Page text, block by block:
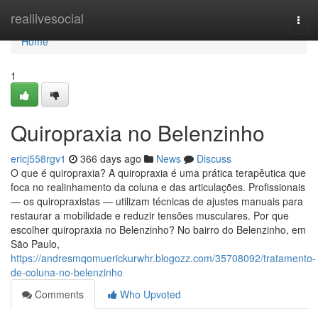
reallivesocial
Home
Home
1
Quiropraxia no Belenzinho
ericj558rgv1 366 days ago News
Discuss
O que é quiropraxia? A quiropraxia é uma prática terapêutica que
foca no realinhamento da coluna e das articulações. Profissionais
— os quiropraxistas — utilizam técnicas de ajustes manuais para
restaurar a mobilidade e reduzir tensões musculares. Por que
escolher quiropraxia no Belenzinho? No bairro do Belenzinho, em
São Paulo,
https://andresmqomuerickurwhr.blogozz.com/35708092/tratamento-
de-coluna-no-belenzinho
Comments
Who Upvoted